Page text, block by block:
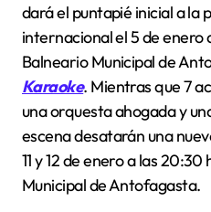
dará el puntapié inicial a la
internacional el 5 de enero
Balneario Municipal de
Karaoke. Mientras que 7
una orquesta ahogada y
escena desatarán una
11 y 12 de enero a las
Municipal de Antofagasta.